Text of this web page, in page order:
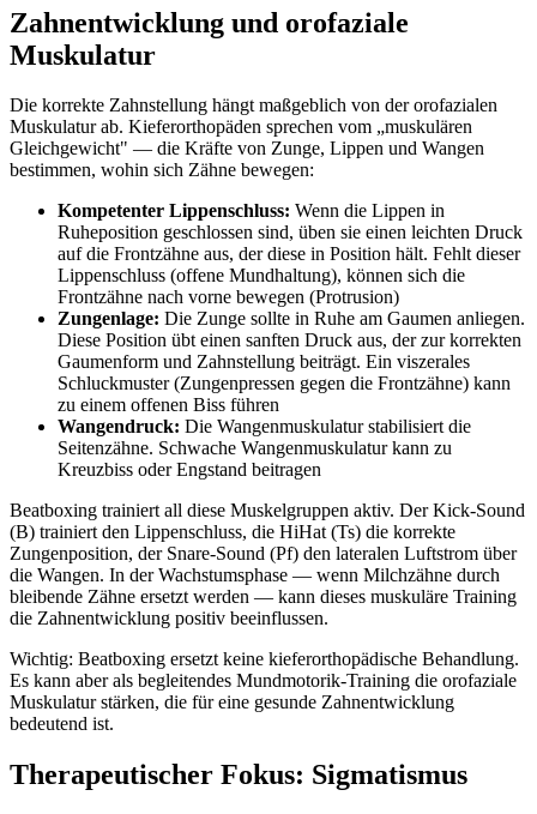
Zahnentwicklung und orofaziale
Muskulatur
Die korrekte Zahnstellung hängt maßgeblich von der orofazialen
Muskulatur ab. Kieferorthopäden sprechen vom „muskulären
Gleichgewicht" — die Kräfte von Zunge, Lippen und Wangen
bestimmen, wohin sich Zähne bewegen:
Kompetenter Lippenschluss: Wenn die Lippen in
Ruheposition geschlossen sind, üben sie einen leichten Druck
auf die Frontzähne aus, der diese in Position hält. Fehlt dieser
Lippenschluss (offene Mundhaltung), können sich die
Frontzähne nach vorne bewegen (Protrusion)
Zungenlage: Die Zunge sollte in Ruhe am Gaumen anliegen.
Diese Position übt einen sanften Druck aus, der zur korrekten
Gaumenform und Zahnstellung beiträgt. Ein viszerales
Schluckmuster (Zungenpressen gegen die Frontzähne) kann
zu einem offenen Biss führen
Wangendruck: Die Wangenmuskulatur stabilisiert die
Seitenzähne. Schwache Wangenmuskulatur kann zu
Kreuzbiss oder Engstand beitragen
Beatboxing trainiert all diese Muskelgruppen aktiv. Der Kick-Sound
(B) trainiert den Lippenschluss, die HiHat (Ts) die korrekte
Zungenposition, der Snare-Sound (Pf) den lateralen Luftstrom über
die Wangen. In der Wachstumsphase — wenn Milchzähne durch
bleibende Zähne ersetzt werden — kann dieses muskuläre Training
die Zahnentwicklung positiv beeinflussen.
Wichtig: Beatboxing ersetzt keine kieferorthopädische Behandlung.
Es kann aber als begleitendes Mundmotorik-Training die orofaziale
Muskulatur stärken, die für eine gesunde Zahnentwicklung
bedeutend ist.
Therapeutischer Fokus: Sigmatismus